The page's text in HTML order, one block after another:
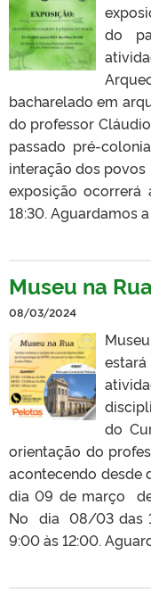
do
bacharelado em
do professor
passado pré-
interação dos povos
exposição ocorrerá
18:30. Aguardamos
Museu na Rua
08/03/2024
do
orientação do
acontecendo desde
dia 09 de março
No dia 08/03 das
9:00 às 12:00.